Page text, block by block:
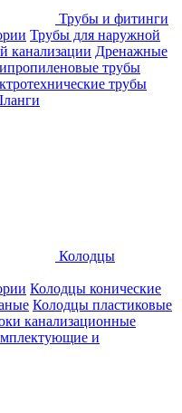
Трубы и фитинги
Трубы для наружной
канализации Дренажные
трубы
трубы
Колодцы
Колодцы конические
Колодцы пластиковые
канализационные
и